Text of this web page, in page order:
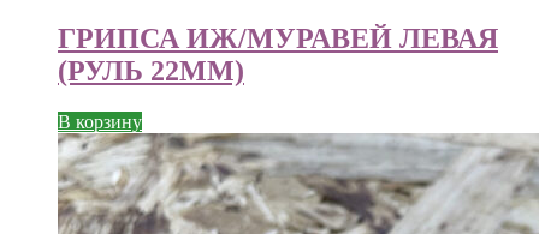
ГРИПСА ИЖ/МУРАВЕЙ ЛЕВАЯ
(РУЛЬ 22ММ)
В корзину